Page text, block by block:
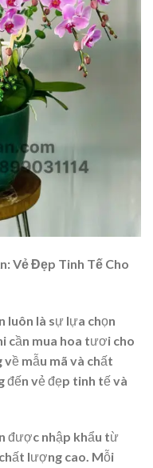
Vẻ Đẹp Tinh Tế Cho
luôn là sự lựa chọn
cần mua hoa tươi cho
về mẫu mã và chất
vẻ đẹp tinh tế và
được nhập khẩu từ
lượng cao. Mỗi